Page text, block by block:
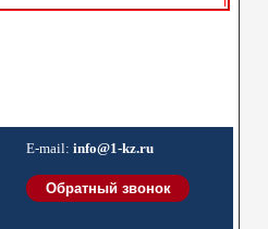
E-mail: info@1-kz.ru